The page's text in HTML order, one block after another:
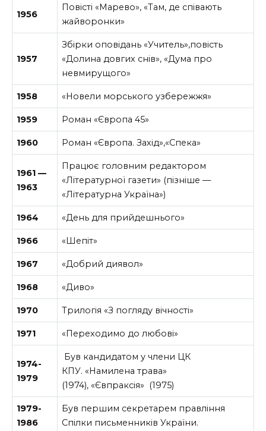
1956
Повісті «Марево», «Там, де співають
жайворонки»
1957
Збірки оповідань «Учитель»,повість
«Долина довгих снів», «Дума про
невмирущого»
1958 «Новели морського узбережжя»
1959 Роман «Європа 45»
1960 Роман «Європа. Захід»,«Спека»
1961 —
1963
Працює головним редактором
«Літературної газети» (пізніше —
«Літературна Україна»)
1964 «День для прийдешнього»
1966 «Шепіт»
1967 «Добрий диявол»
1968 «Диво»
1970 Трилогія «З погляду вічності»
1971 «Переходимо до любові»
1974-
1979
Був кандидатом у члени ЦК
КПУ. «Намилена трава»
(1974), «Євпраксія» (1975)
1979-
1986
Був першим секретарем правління
Спілки письменників України.